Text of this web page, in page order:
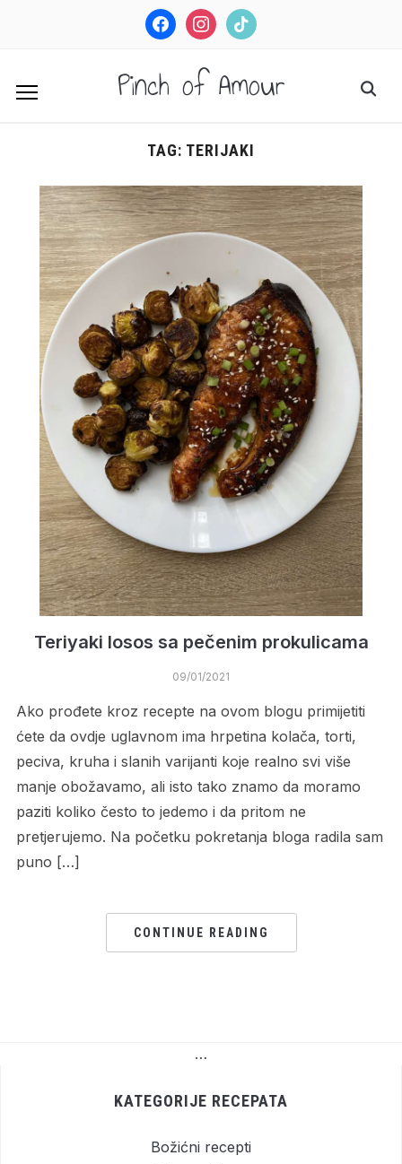
facebookinstagramtiktok
Pinch of Amour
TAG: TERIJAKI
Teriyaki losos sa pečenim prokulicama
09/01/2021
Ako prođete kroz recepte na ovom blogu primijetiti
ćete da ovdje uglavnom ima hrpetina kolača, torti,
peciva, kruha i slanih varijanti koje realno svi više
manje obožavamo, ali isto tako znamo da moramo
paziti koliko često to jedemo i da pritom ne
pretjerujemo. Na početku pokretanja bloga radila sam
puno […]
CONTINUE READING
…
KATEGORIJE RECEPATA
Božićni recepti